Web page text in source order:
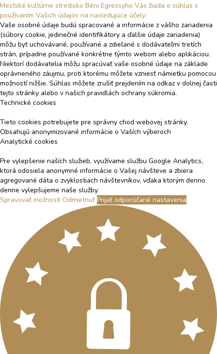
Mestské kultúrne stredisko Béni Egressyho Vás žiada o súhlas s
používaním Vašich údajov na nasledujúce účely:
Vaše osobné údaje budú spracované a informácie z vášho zariadenia
(súbory cookie, jedinečné identifikátory a ďalšie údaje zariadenia)
môžu byť uchovávané, používané a zdieľané s dodávateľmi tretích
strán, prípadne používané konkrétne týmto webom alebo aplikáciou.
Niektorí dodávatelia môžu spracúvať vaše osobné údaje na základe
oprávneného záujmu, proti ktorému môžete vzniesť námietku pomocou
možností nižšie. Súhlas môžete zrušiť prejdením na odkaz v dolnej časti
tejto stránky alebo v našich pravidlách ochrany súkromia.
Technické cookies
Tieto cookies potrebujete pre správny chod webovej stránky.
Obsahujú anonymizované informácie o Vaších výberoch
Analytické cookies
Pre vylepšenie naších služieb, využívame službu Google Analytics,
ktorá odosiela anonymné informácie o Vašej návšteve a zbiera
agregované dáta o zvyklostiach návštevníkov, vďaka ktorým denno
denne vylepšujeme naše služby.
Spravovať možnosti Odmietnuť Prijať odporúčané nastavenia